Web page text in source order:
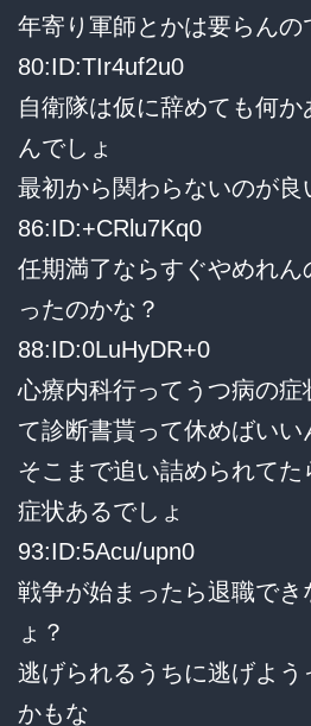
年寄り軍師とかは要らんの
80:ID:TIr4uf2u0
自衛隊は仮に辞めても何か
んでしょ
最初から関わらないのが良
86:ID:+CRlu7Kq0
任期満了ならすぐやめれ
ったのかな？
88:ID:0LuHyDR+0
心療内科行ってうつ病の症
て診断書貰って休めばいい
そこまで追い詰められて
症状あるでしょ
93:ID:5Acu/upn0
戦争が始まったら退職でき
ょ？
逃げられるうちに逃げよう
かもな